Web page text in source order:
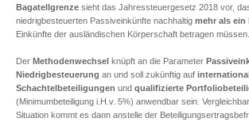
Bagatellgrenze sieht das Jahressteuergesetz 2018 vor,
niedrigbesteuerten Passiveinkünfte nachhaltig mehr als ein
Einkünfte der ausländischen Körperschaft betragen müssen.
Der Methodenwechsel knüpft an die Parameter
Niedrigbesteuerung an und soll zukünftig auf
Schachtelbeteiligungen und qualifizierte
(Minimumbeteiligung i.H.v. 5%) anwendbar sein.
Situation kommt es dann anstelle der